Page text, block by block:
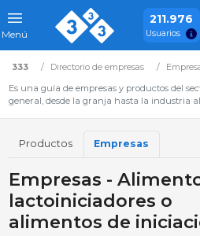
Menú
211.976
Usuarios
333 Directorio de empresas
Es una guía de empresas y productos del
general, desde la granja hasta la industria
Productos Empresas
Empresas -
lactoiniciadores o
alimentos de